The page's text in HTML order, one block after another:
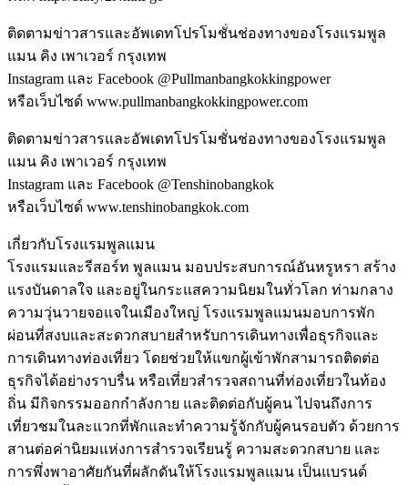
ติดตามข่าวสารและอัพเดทโปรโมชั่นช่องทางของโรงแรมพูล
แมน คิง เพาเวอร์ กรุงเทพ
Instagram และ Facebook @Pullmanbangkokkingpower
หรือเว็บไซด์ www.pullmanbangkokkingpower.com
ติดตามข่าวสารและอัพเดทโปรโมชั่นช่องทางของโรงแรมพูล
แมน คิง เพาเวอร์ กรุงเทพ
Instagram และ Facebook @Tenshinobangkok
หรือเว็บไซด์ www.tenshinobangkok.com
เกี่ยวกับโรงแรมพูลแมน
โรงแรมและรีสอร์ท พูลแมน มอบประสบการณ์อันหรูหรา สร้าง
แรงบันดาลใจ และอยู่ในกระแสความนิยมในทั่วโลก ท่ามกลาง
ความวุ่นวายจอแจในเมืองใหญ่ โรงแรมพูลแมนมอบการพัก
ผ่อนที่สงบและสะดวกสบายสำหรับการเดินทางเพื่อธุรกิจและ
การเดินทางท่องเที่ยว โดยช่วยให้แขกผู้เข้าพักสามารถติดต่อ
ธุรกิจได้อย่างราบรื่น หรือเที่ยวสำรวจสถานที่ท่องเที่ยวในท้อง
ถิ่น มีกิจกรรมออกกำลังกาย และติดต่อกับผู้คน ไปจนถึงการ
เที่ยวชมในละแวกที่พักและทำความรู้จักกับผู้คนรอบตัว ด้วยการ
สานต่อค่านิยมแห่งการสำรวจเรียนรู้ ความสะดวกสบาย และ
การพึ่งพาอาศัยกันที่ผลักดันให้โรงแรมพูลแมน เป็นแบรนด์